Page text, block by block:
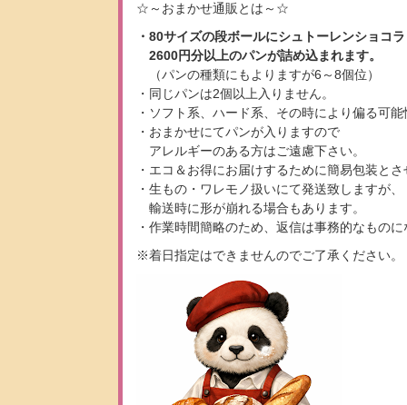
☆～おまかせ通販とは～☆
・80サイズの段ボールにシュトーレンショコ
2600円分以上のパンが詰め込まれます。
（パンの種類にもよりますが6～8個位）
・同じパンは2個以上入りません。
・ソフト系、ハード系、その時により偏る可
・おまかせにてパンが入りますので
アレルギーのある方はご遠慮下さい。
・エコ＆お得にお届けするために簡易包装と
・生もの・ワレモノ扱いにて発送致しますが、
輸送時に形が崩れる場合もあります。
・作業時間簡略のため、返信は事務的なもの
※着日指定はできませんのでご了承ください。